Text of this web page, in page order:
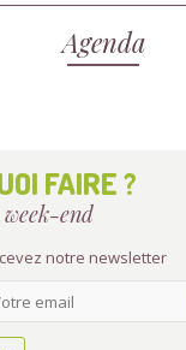
Agenda
FAIRE ?
week-end
notre newsletter